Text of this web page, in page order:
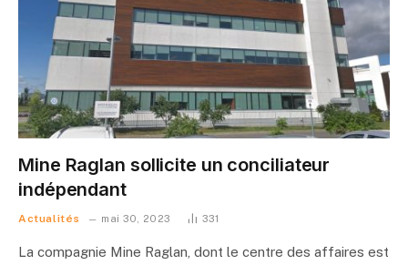
Mine Raglan sollicite un conciliateur
indépendant
Actualités mai 30, 2023 331
La compagnie Mine Raglan, dont le centre des affaires est